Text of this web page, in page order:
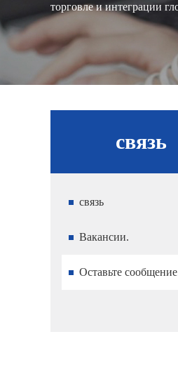
торговле и интеграции
связь
связь
Вакансии.
Оставьте